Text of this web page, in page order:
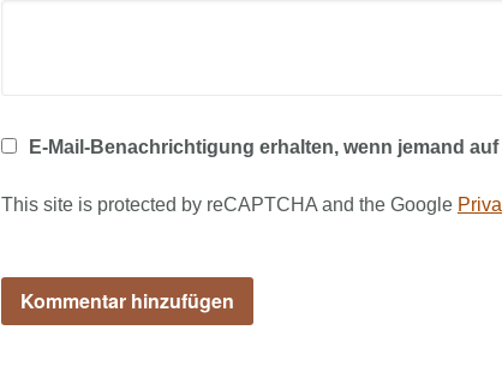
E-Mail-Benachrichtigung erhalten, wenn jemand
This site is protected by reCAPTCHA and the Google